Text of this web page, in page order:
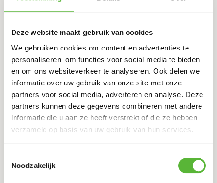
Deze website maakt gebruik van cookies
We gebruiken cookies om content en advertenties te
personaliseren, om functies voor social media te bieden
en om ons websiteverkeer te analyseren. Ook delen we
informatie over uw gebruik van onze site met onze
partners voor social media, adverteren en analyse. Deze
partners kunnen deze gegevens combineren met andere
informatie die u aan ze heeft verstrekt of die ze hebben
verzameld op basis van uw gebruik van hun services.
Noodzakelijk
zet dan minimaal 40 minuten in de oven op 120 graden
(heteluchtstand).
MAGNETRON:
Wanneer het gerecht ontdooid is, prik dan in elk vak een
klein gat in de folie. Verwarm het gerecht 3 minuten op
600 watt met de folie erop. Haal daarna het folie er af en
roer het gerecht kort om met een lepel. Zet het gerecht
Bevroren kan het gerecht ook in de magnetron; dan geldt
Toon meer
Specificaties
Keuken: Thais
Aantal personen: 2p
Portiegrootte: Gemiddelde porties
Vegetarisch: